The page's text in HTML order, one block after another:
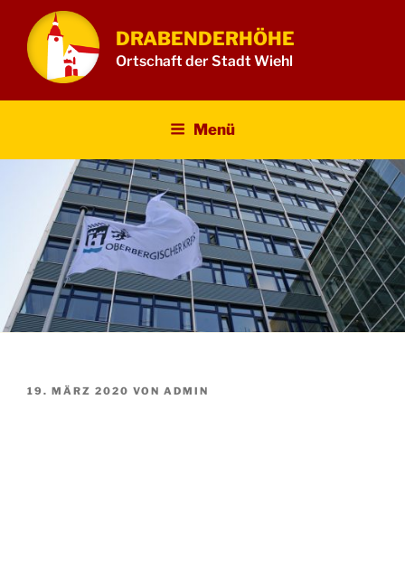
Inhalt
springen
DRABENDERHÖHE
Ortschaft der Stadt Wiehl
Menü
VERÖFFENTLICHT
19. MÄRZ 2020 VON ADMIN